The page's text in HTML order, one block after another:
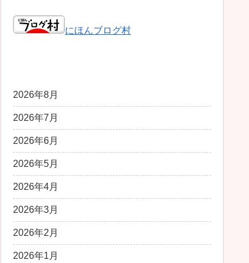
にほんブログ村
2026年8月
2026年7月
2026年6月
2026年5月
2026年4月
2026年3月
2026年2月
2026年1月